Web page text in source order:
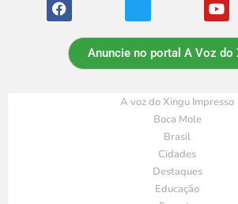
Anuncie no portal A Voz do
A voz do Xingu Impresso
Boca Mole
Brasil
Cidades
Destaques
Educação